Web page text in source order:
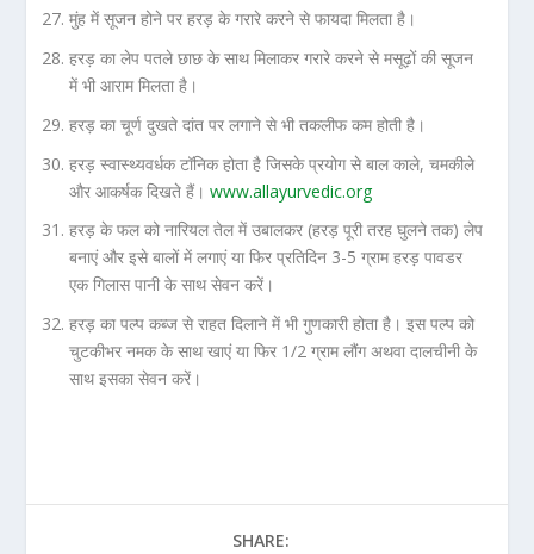
मुंह में सूजन होने पर हरड़ के गरारे करने से फायदा मिलता है।
हरड़ का लेप पतले छाछ के साथ मिलाकर गरारे करने से मसूढ़ों की सूजन
में भी आराम मिलता है।
हरड़ का चूर्ण दुखते दांत पर लगाने से भी तकलीफ कम होती है।
हरड़ स्वास्थ्यवर्धक टॉनिक होता है जिसके प्रयोग से बाल काले, चमकीले
और आकर्षक दिखते हैं।www.allayurvedic.org
हरड़ के फल को नारियल तेल में उबालकर (हरड़ पूरी तरह घुलने तक) लेप
बनाएं और इसे बालों में लगाएं या फिर प्रतिदिन 3-5 ग्राम हरड़ पावडर
एक गिलास पानी के साथ सेवन करें।
हरड़ का पल्प कब्ज से राहत दिलाने में भी गुणकारी होता है। इस पल्प को
चुटकीभर नमक के साथ खाएं या फिर 1/2 ग्राम लौंग अथवा दालचीनी के
साथ इसका सेवन करें।
SHARE: